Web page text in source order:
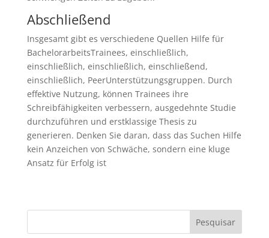
Abschließend
Insgesamt gibt es verschiedene Quellen Hilfe für
BachelorarbeitsTrainees, einschließlich,
einschließlich, einschließlich, einschließend,
einschließlich, PeerUnterstützungsgruppen. Durch
effektive Nutzung, können Trainees ihre
Schreibfähigkeiten verbessern, ausgedehnte Studie
durchzuführen und erstklassige Thesis zu
generieren. Denken Sie daran, dass das Suchen Hilfe
kein Anzeichen von Schwäche, sondern eine kluge
Ansatz für Erfolg ist
Pesquisar